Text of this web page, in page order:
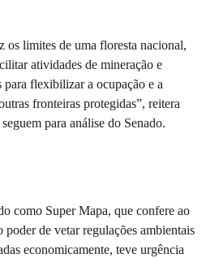
os limites de uma floresta nacional,
atividades de mineração e
para flexibilizar a ocupação e a
fronteiras protegidas”, reitera
para análise do Senado.
como Super Mapa, que confere ao
de vetar regulações ambientais
economicamente, teve urgência